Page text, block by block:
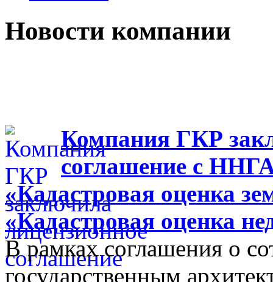
Новости компании
Компания ГКР
соглашение с
«Кадастровая оценка
«Кадастровая оценка
В рамках соглашения о
государственным